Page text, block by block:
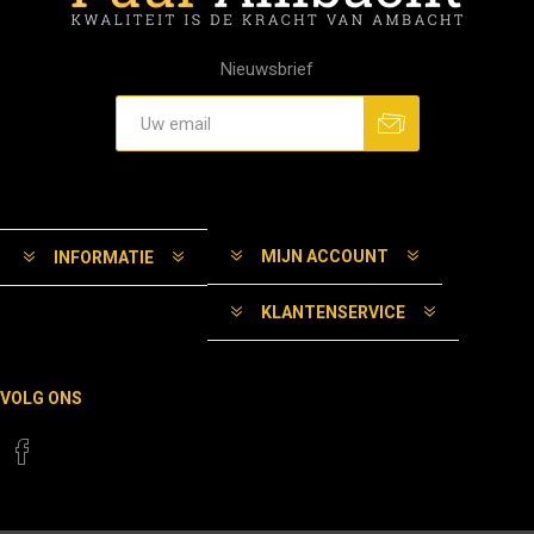
Nieuwsbrief
INFORMATIE MIJN ACCOUNT
KLANTENSERVICE
VOLG ONS